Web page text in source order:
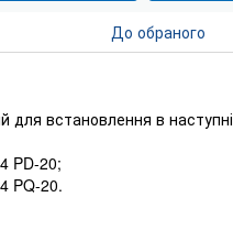
До обраного
для встановлення в
PD-20;
PQ-20.